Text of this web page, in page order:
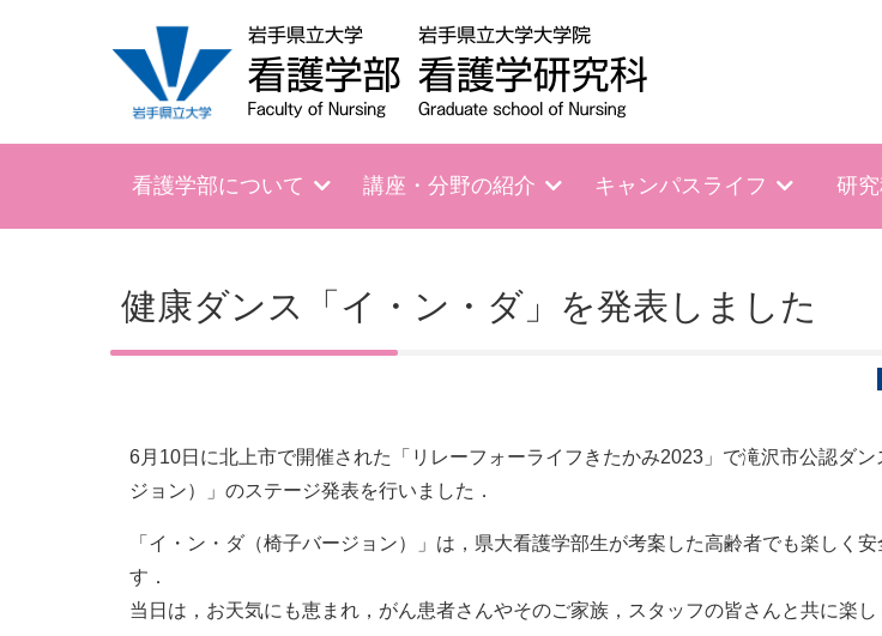
看護学部について 講座・分野の紹介 キャンパスライフ 研
健康ダンス「イ・ン・ダ」を発表しました
6月10日に北上市で開催された「リレーフォーライフきたかみ2023」で滝沢市公認ダ
ジョン）」のステージ発表を行いました．
「イ・ン・ダ（椅子バージョン）」は，県大看護学部生が考案した高齢者でも楽しく
す．
当日は，お天気にも恵まれ，がん患者さんやそのご家族，スタッフの皆さんと共に楽し